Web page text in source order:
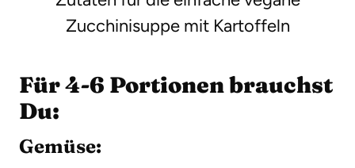
Zucchinisuppe mit Kartoffeln
Für 4-6 Portionen brauchst
Du:
Gemüse: